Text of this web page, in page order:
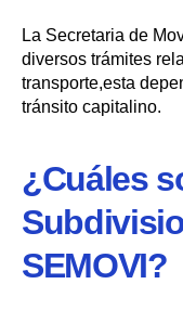
La Secretaria de
diversos trámites
transporte,esta
tránsito capitalino.
¿Cuáles
SEMOVI?